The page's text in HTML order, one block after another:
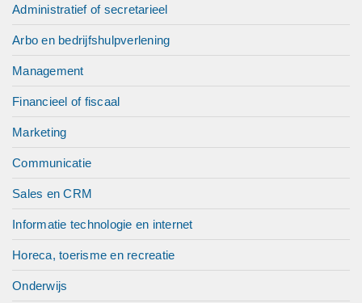
Administratief of secretarieel
Arbo en bedrijfshulpverlening
Management
Financieel of fiscaal
Marketing
Communicatie
Sales en CRM
Informatie technologie en internet
Horeca, toerisme en recreatie
Onderwijs